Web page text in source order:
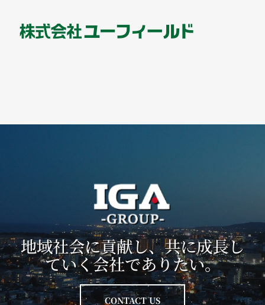
地域社会に貢献し、共に成長し
ていく会社でありたい。
CONTACT US